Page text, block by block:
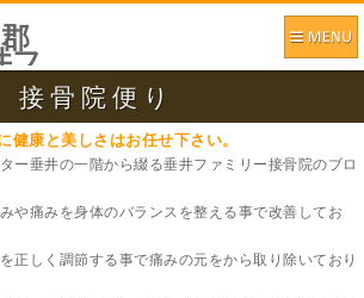
接骨院便り
健康と美しさはお任せ下さい。
ー垂井の一階から綴る垂井ファミリー接骨院のブロ
や痛みを身体のバランスを整える事で改善してお
正しく調節する事で痛みの元をから取り除いており